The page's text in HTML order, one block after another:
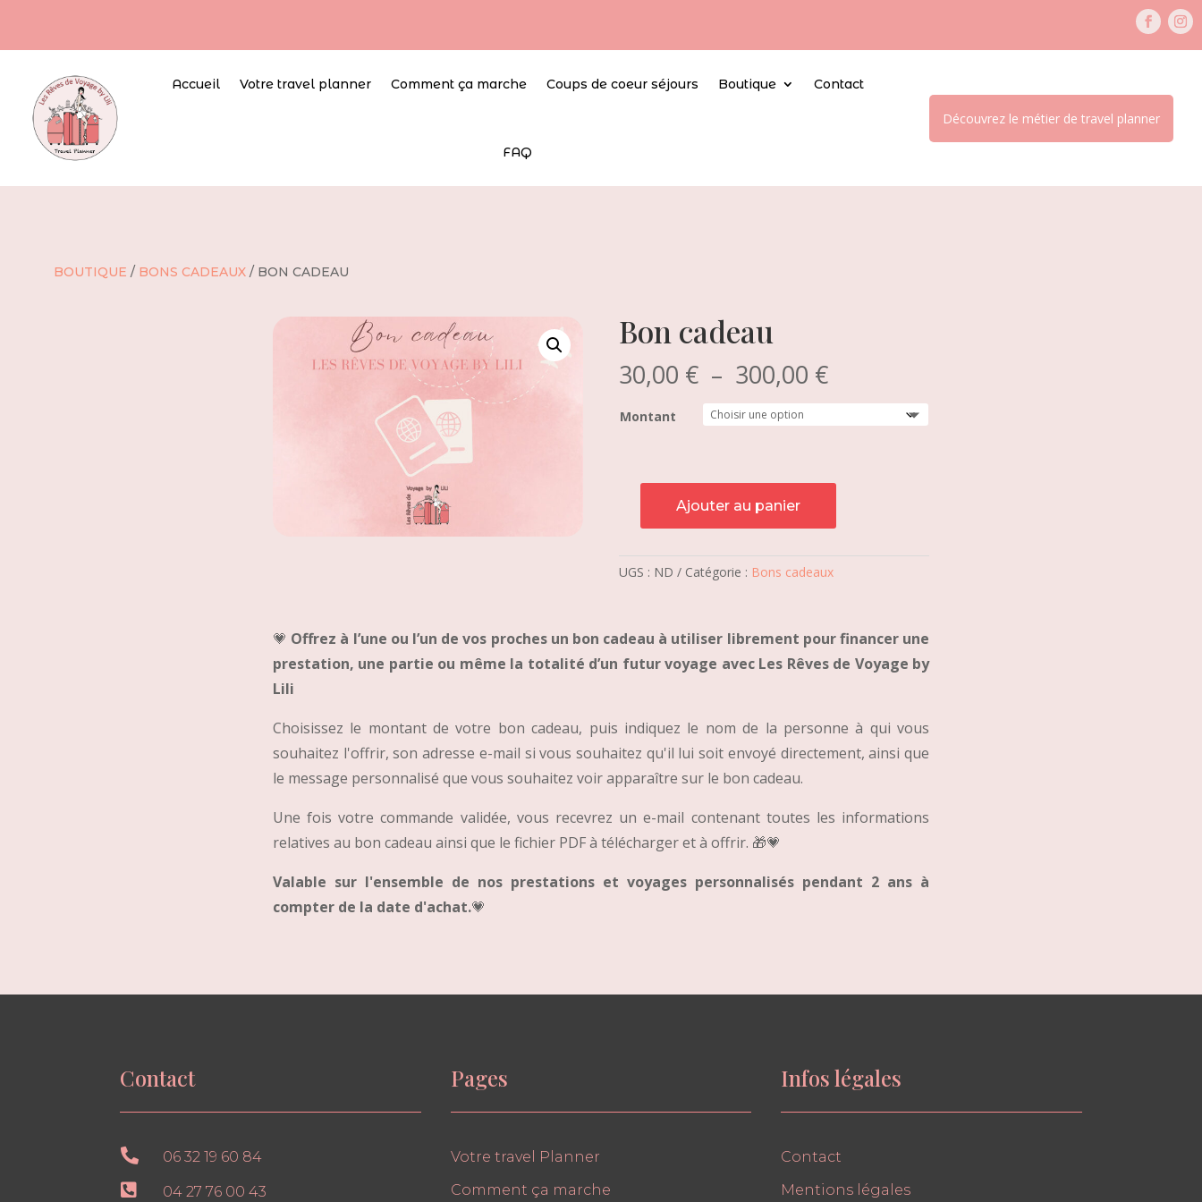
Accueil Votre travel planner Comment ça marche Coups de coeur séjours Boutique Contact
FAQ
Découvrez le métier de travel planner
BOUTIQUE / BONS CADEAUX / BON CADEAU
Bon cadeau
30,00 € – 300,00 €Plage
de
prix :
30,00 €
300,00 €
Montant
Bon
cadeau
Ajouter au panier
UGS : ND Catégorie : Bons cadeaux
💗 Offrez à l’une ou l’un de vos proches un bon cadeau à utiliser librement pour financer une
prestation, une partie ou même la totalité d’un futur voyage avec Les Rêves de Voyage by
Lili
Choisissez le montant de votre bon cadeau, puis indiquez le nom de la personne à qui vous
souhaitez l'offrir, son adresse e-mail si vous souhaitez qu'il lui soit envoyé directement, ainsi que
le message personnalisé que vous souhaitez voir apparaître sur le bon cadeau.
Une fois votre commande validée, vous recevrez un e-mail contenant toutes les informations
relatives au bon cadeau ainsi que le fichier PDF à télécharger et à offrir. 🎁💗
Valable sur l'ensemble de nos prestations et voyages personnalisés pendant 2 ans à
compter de la date d'achat.💗
Contact
 06 32 19 60 84
 04 27 76 00 43
Pages
Votre travel Planner
Comment ça marche
Infos légales
Contact
Mentions légales